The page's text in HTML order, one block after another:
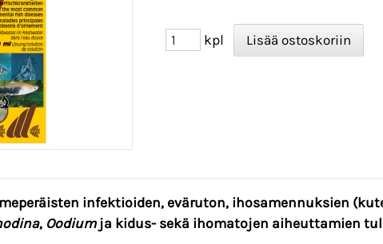
kpl
infektioiden, eväruton, ihosamennuksien
, Oodium ja kidus- sekä ihomatojen aiheuttamien